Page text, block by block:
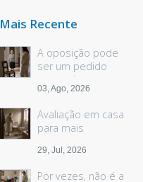
Mais Recente
A oposição pode
ser um pedido
sem palavras
03, Ago, 2026
Avaliação em casa
para mais
29, Jul, 2026
Por vezes, não é a